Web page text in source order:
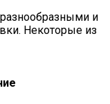
и
Некоторые из